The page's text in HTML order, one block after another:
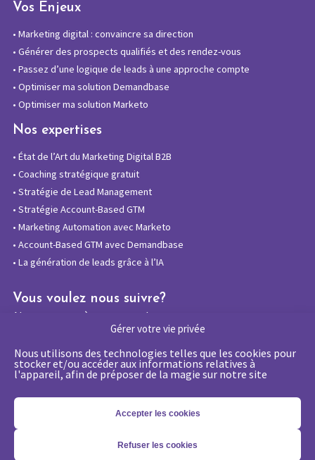
Gérer votre vie privée
Nous utilisons des technologies telles que les cookies pour
stocker et/ou accéder aux informations relatives à
l'appareil, afin de préposer de la magie sur notre site
Accepter les cookies
Refuser les cookies
Vos Enjeux
• Marketing digital : convaincre sa direction
• Générer des prospects qualifiés et des rendez-vous
• Passez d’une logique de leads à une approche compte
• Optimiser ma solution Demandbase
• Optimiser ma solution Marketo
Nos expertises
• État de l’Art du Marketing Digital B2B
• Coaching stratégique gratuit
• Stratégie de Lead Management
• Stratégie Account-Based GTM
• Marketing Automation avec Marketo
• Account-Based GTM avec Demandbase
• La génération de leads grâce à l’IA
Vous voulez nous suivre?
Abonnez-vous à notre newsletter